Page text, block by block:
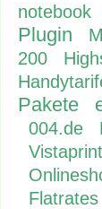
notebook
Plugin
200
Pakete
004.de
Vistaprint
Flatrates